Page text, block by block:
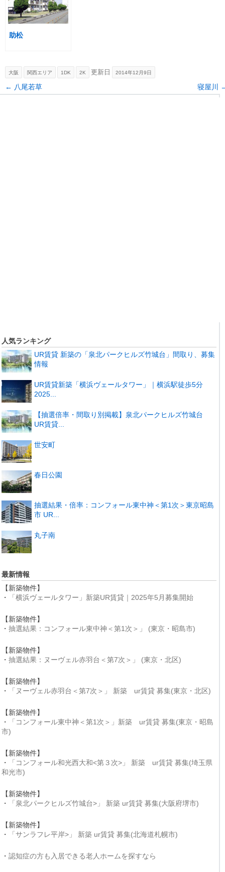
助松
大阪 関西エリア 1DK 2K 更新日 2014年12月9日
Post navigation
← 八尾若草 寝屋川
人気ランキング
UR賃貸 新築の「泉北パークヒルズ竹城台」間取り、募集
情報
UR賃貸新築「横浜ヴェールタワー」｜横浜駅徒歩5分
2025...
【抽選倍率・間取り別掲載】泉北パークヒルズ竹城台
UR賃貸...
世安町
春日公園
抽選結果・倍率：コンフォール東中神＜第1次＞東京昭島
市 UR...
丸子南
最新情報
【新築物件】
・
「横浜ヴェールタワー」新築UR賃貸｜2025年5月募集開始
【新築物件】
・ 抽選結果：コンフォール東中神＜第1次＞」 (東京・昭島市)
【新築物件】
・ 抽選結果：ヌーヴェル赤羽台＜第7次＞」 (東京・北区)
【新築物件】
・
「ヌーヴェル赤羽台＜第7次＞」 新築 ur賃貸 募集(東京・北区)
【新築物件】
・
「コンフォール東中神＜第1次＞」新築 ur賃貸 募集(東京・昭島
市)
【新築物件】
・
「コンフォール和光西大和<第３次>」 新築 ur賃貸 募集(埼玉県
和光市)
【新築物件】
・
「泉北パークヒルズ竹城台>」 新築 ur賃貸 募集(大阪府堺市)
【新築物件】
・
「サンラフレ平岸>」 新築 ur賃貸 募集(北海道札幌市)
・ 認知症の方も入居できる老人ホームを探すなら